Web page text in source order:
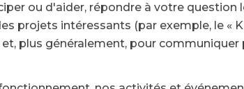
ou d'aider, répondre à votre question
projets intéressants (par exemple, le «
plus généralement, pour